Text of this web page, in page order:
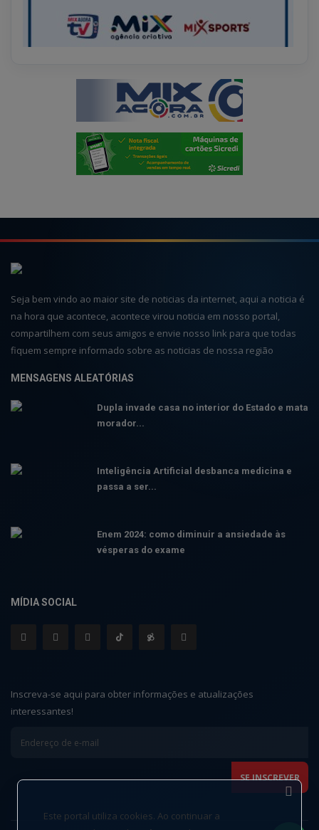
Seja bem vindo ao maior site de noticias da internet, aqui a noticia é
na hora que acontece, acontece virou noticia em nosso portal,
compartilhem com seus amigos e envie nosso link para que todas
fiquem sempre informado sobre as noticias de nossa região
MENSAGENS ALEATÓRIAS
Dupla invade casa no interior do Estado e mata
morador...
Inteligência Artificial desbanca medicina e
passa a ser...
Enem 2024: como diminuir a ansiedade às
vésperas do exame
MÍDIA SOCIAL
Inscreva-se aqui para obter informações e atualizações
interessantes!
Este portal utiliza cookies. Ao continuar a